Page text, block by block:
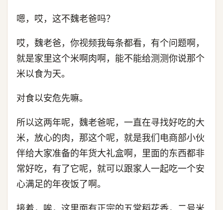
嗯，哎，这不魏老爸吗？
哎，魏老爸，你视频我每条都看，有个问题啊，
就是家里这个米啊肉啊，能不能给测测你说那个
米以食为天。
对食以安危先嘛。
所以这两年呢，魏老爸呢，一直在寻找好吃的大
米，放心的肉，那这个呢，就是我们电商部小伙
伴给大家准备的年货大礼盒啊，里面的东西都非
常好吃，有了它呢，就可以跟家人一起吃一个安
心满足的年夜饭了啊。